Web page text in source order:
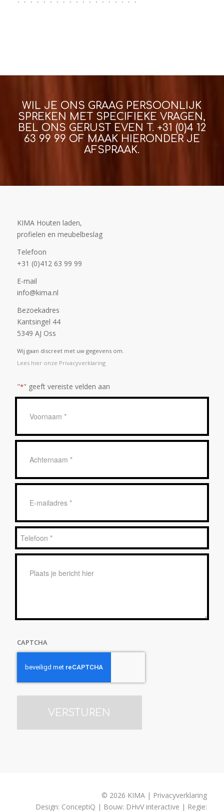
WIL JE ONS GRAAG PERSOONLIJK
SPREKEN MET SPECIFIEKE VRAGEN,
BEL ONS GERUST EVEN T. +31 (0)4 12
63 99 99 OF MAAK HIERONDER JE
AFSPRAAK.
KIMA Houten laden,
profielen en meubelbeslag
Telefoon
+31 (0)412 63 99 99
E-mail
info@kima.nl
Bezoekadres
Kantsingel 44
5349 AJ Oss
Wij gaan discreet met uw gegevens om.
Lees hier onze Privacyverklaring
"*" geeft vereiste velden aan
mailadres
Telefoon
CAPTCHA
© 2026 KIMA | Privacyverklaring
Design: ConceptiQ | Bouw: DHvV interactive | Regie: